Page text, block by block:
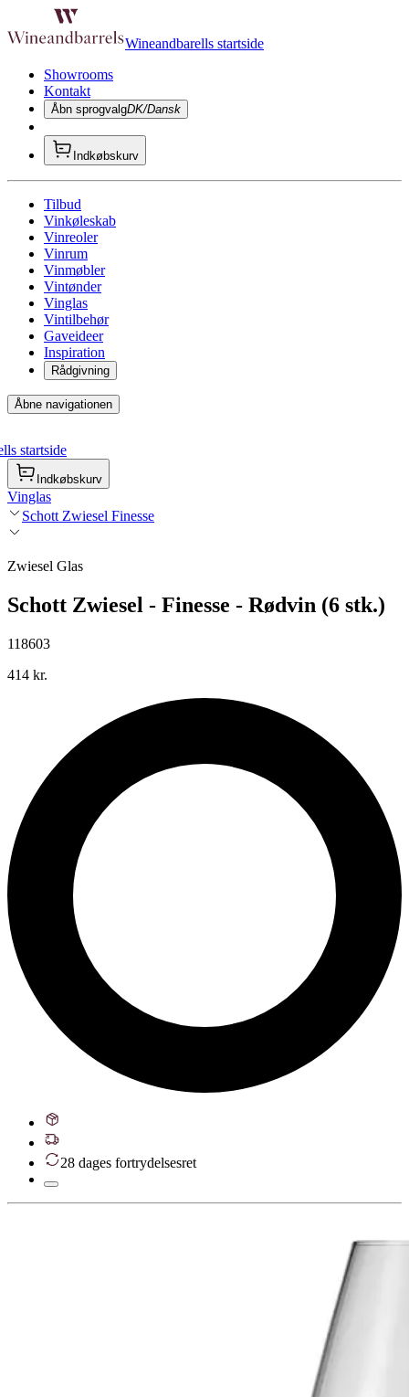
Wineandbarells startside
Showrooms
Kontakt
Åbn sprogvalgDK/Dansk
Indkøbskurv
Tilbud
Vinkøleskab
Vinreoler
Vinrum
Vinmøbler
Vintønder
Vinglas
Vintilbehør
Gaveideer
Inspiration
Rådgivning
Åbne navigationen
startside
Indkøbskurv
Vinglas
Schott Zwiesel Finesse
Zwiesel Glas
Schott Zwiesel - Finesse - Rødvin (6 stk.)
118603
414 kr.
28 dages fortrydelsesret